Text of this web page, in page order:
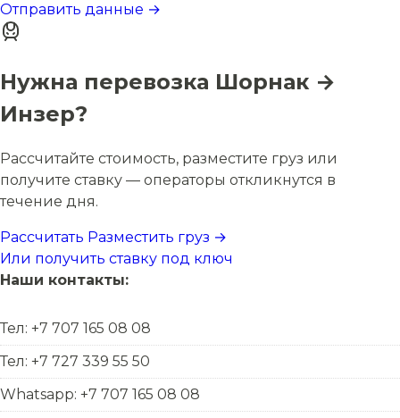
Отправить данные →
Нужна перевозка Шорнак →
Инзер?
Рассчитайте стоимость, разместите груз или
получите ставку — операторы откликнутся в
течение дня.
Рассчитать Разместить груз →
Или получить ставку под ключ
Наши контакты:
Тел: +7 707 165 08 08
Тел: +7 727 339 55 50
Whatsapp: +7 707 165 08 08